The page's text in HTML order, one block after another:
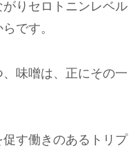
りセロトニンレベル
です。
味噌は、正にその一
す働きのあるトリプ